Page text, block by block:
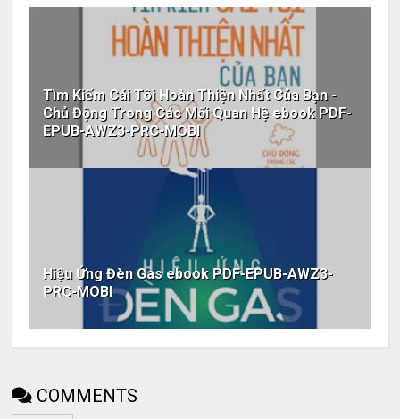
Tìm Kiếm Cái Tôi Hoàn Thiện Nhất Của Bạn -
Chủ Động Trong Các Mối Quan Hệ ebook PDF-
EPUB-AWZ3-PRC-MOBI
Hiệu Ứng Đèn Gas ebook PDF-EPUB-AWZ3-
PRC-MOBI
COMMENTS